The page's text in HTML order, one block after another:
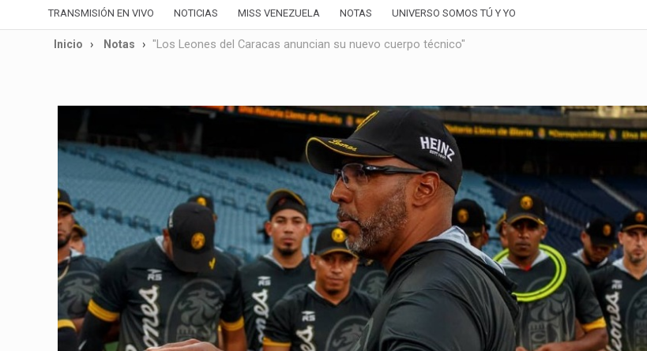
TRANSMISIÓN EN VIVO NOTICIAS MISS VENEZUELA NOTAS UNIVERSO SOMOS TÚ Y YO
Inicio Notas "Los Leones del Caracas anuncian su nuevo cuerpo técnico"